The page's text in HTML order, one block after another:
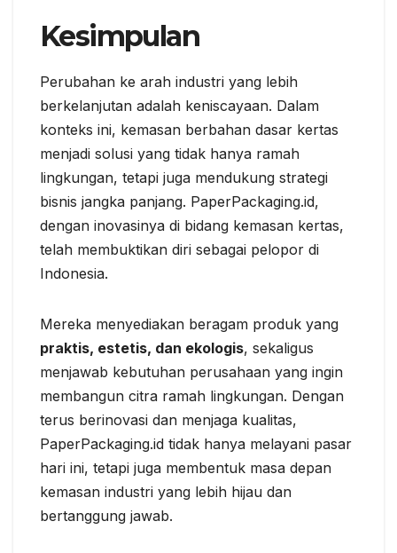
Kesimpulan
Perubahan ke arah industri yang lebih
berkelanjutan adalah keniscayaan. Dalam
konteks ini, kemasan berbahan dasar kertas
menjadi solusi yang tidak hanya ramah
lingkungan, tetapi juga mendukung strategi
bisnis jangka panjang. PaperPackaging.id,
dengan inovasinya di bidang kemasan kertas,
telah membuktikan diri sebagai pelopor di
Indonesia.
Mereka menyediakan beragam produk yang
praktis, estetis, dan ekologis, sekaligus
menjawab kebutuhan perusahaan yang ingin
membangun citra ramah lingkungan. Dengan
terus berinovasi dan menjaga kualitas,
PaperPackaging.id tidak hanya melayani pasar
hari ini, tetapi juga membentuk masa depan
kemasan industri yang lebih hijau dan
bertanggung jawab.